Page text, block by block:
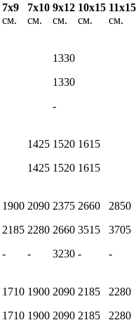
7х9
см.
7х10
см.
9х12
см.
10х15
см.
11х15
см.
1330
1330
-
1425
1425
1520
1520
1615
1615
1900
2185
-
2090
2280
-
2375
2660
3230
2660
3515
-
2850
3705
-
1710
1710
1900
1900
2090
2090
2185
2185
2280
2280